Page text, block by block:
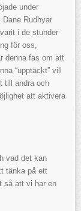
under
Rudhyar
i de stunder
för oss,
denna fas om att
“upptäckt” vill
till andra och
att aktivera
vad det kan
tänka på ett
så att vi har en